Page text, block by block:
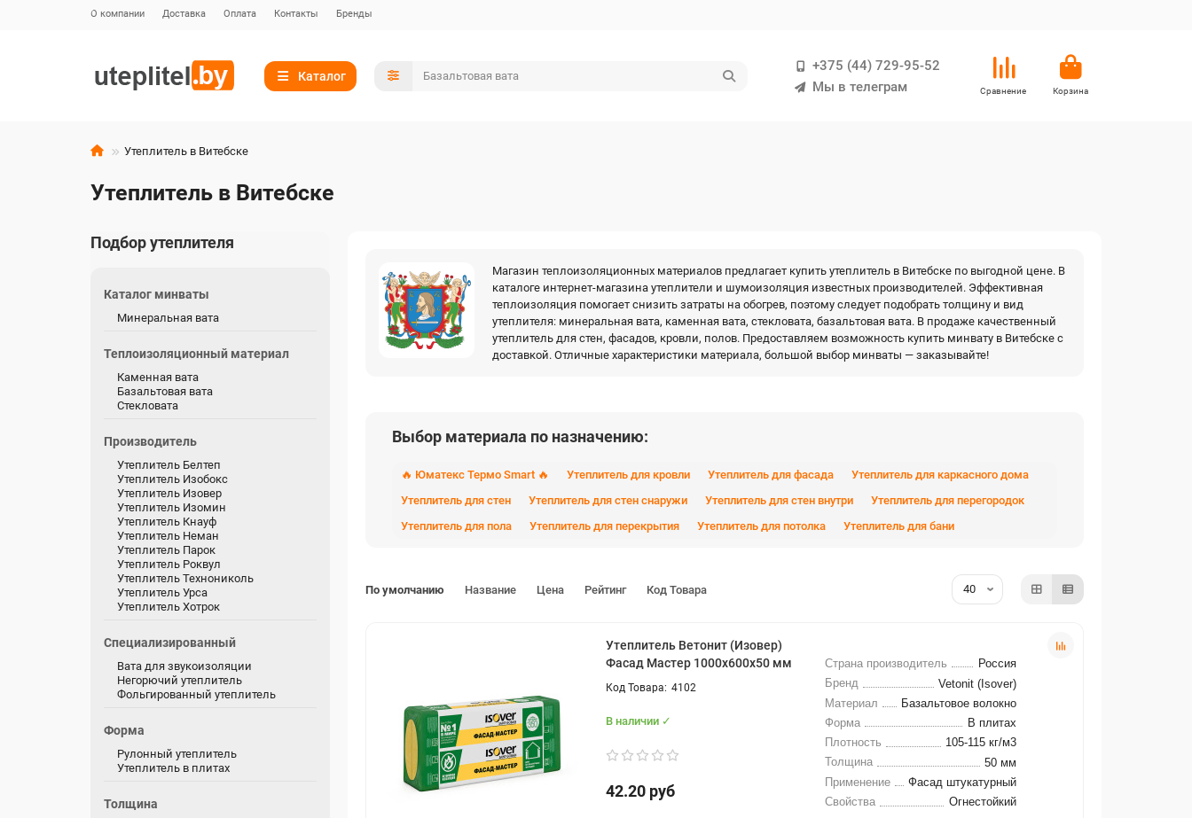
О компании Доставка Оплата Контакты Бренды
Каталог
+375 (44) 729-95-52
Мы в телеграм
Сравнение Корзина
Утеплитель в Витебске
Утеплитель в Витебске
Подбор утеплителя
Каталог минваты
Минеральная вата
Теплоизоляционный материал
Каменная вата
Базальтовая вата
Стекловата
Производитель
Утеплитель Белтеп
Утеплитель Изобокс
Утеплитель Изовер
Утеплитель Изомин
Утеплитель Кнауф
Утеплитель Неман
Утеплитель Парок
Утеплитель Роквул
Утеплитель Технониколь
Утеплитель Урса
Утеплитель Хотрок
Специализированный
Вата для звукоизоляции
Негорючий утеплитель
Фольгированный утеплитель
Форма
Рулонный утеплитель
Утеплитель в плитах
Толщина
Магазин теплоизоляционных материалов предлагает купить утеплитель в Витебске по выгодной цене. В
каталоге интернет-магазина утеплители и шумоизоляция известных производителей. Эффективная
теплоизоляция помогает снизить затраты на обогрев, поэтому следует подобрать толщину и вид
утеплителя: минеральная вата, каменная вата, стекловата, базальтовая вата. В продаже качественный
утеплитель для стен, фасадов, кровли, полов. Предоставляем возможность купить минвату в Витебске с
доставкой. Отличные характеристики материала, большой выбор минваты — заказывайте!
Выбор материала по назначению:
🔥 Юматекс Термо Smart 🔥 Утеплитель для кровли Утеплитель для фасада
Утеплитель для каркасного дома
Утеплитель для стен
Утеплитель для стен снаружи Утеплитель для стен внутри
Утеплитель для перегородок
Утеплитель для пола
Утеплитель для перекрытия Утеплитель для потолка Утеплитель для бани
По умолчанию Название Цена Рейтинг Код Товара
Утеплитель Ветонит (Изовер)
Фасад Мастер 1000x600x50 мм
4102
В наличии ✓
42.20 руб
Страна производитель
Россия
Бренд
Vetonit (Isover)
Материал
Базальтовое волокно
Форма
В плитах
Плотность
105-115 кг/м3
Толщина
50 мм
Применение
Фасад штукатурный
Свойства
Огнестойкий